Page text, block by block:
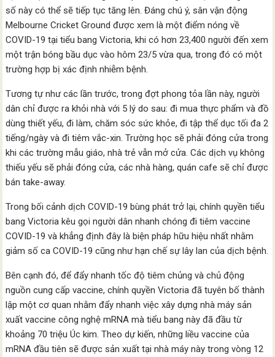
số này có thể sẽ tiếp tục tăng lên. Đáng chú ý, sân vận động
Melbourne Cricket Ground được xem là một điểm nóng về
COVID-19 tại tiểu bang Victoria, khi có hơn 23,400 người đến xem
một trận bóng bầu dục vào hôm 23/5 vừa qua, trong đó có một
trường hợp bị xác định nhiễm bệnh.
Tương tự như các lần trước, trong đợt phong tỏa lần này, người
dân chỉ được ra khỏi nhà với 5 lý do sau: đi mua thực phẩm và đồ
dùng thiết yếu, đi làm, chăm sóc sức khỏe, đi tập thể dục tối đa 2
tiếng/ngày và đi tiêm vắc-xin. Trường học sẽ phải đóng cửa trong
khi các trường mẫu giáo, nhà trẻ vẫn mở cửa. Các dịch vụ không
thiếu yếu sẽ phải đóng cửa, các nhà hàng, quán cafe sẽ chỉ được
bán take-away.
Trong bối cảnh dịch COVID-19 bùng phát trở lại, chính quyền tiểu
bang Victoria kêu gọi người dân nhanh chóng đi tiêm vaccine
COVID-19 và khẳng định đây là biện pháp hữu hiệu nhất nhằm
giảm số ca COVID-19 cũng như hạn chế sự lây lan của dịch bệnh.
Bên cạnh đó, để đẩy nhanh tốc độ tiêm chủng và chủ động
nguồn cung cấp vaccine, chính quyền Victoria đã tuyên bố thành
lập một cơ quan nhằm đẩy nhanh việc xây dựng nhà máy sản
xuất vaccine công nghệ mRNA mà tiểu bang này đã đầu từ
khoảng 70 triệu Úc kim. Theo dự kiến, những liều vaccine của
mRNA đầu tiên sẽ được sản xuất tại nhà máy này trong vòng 12